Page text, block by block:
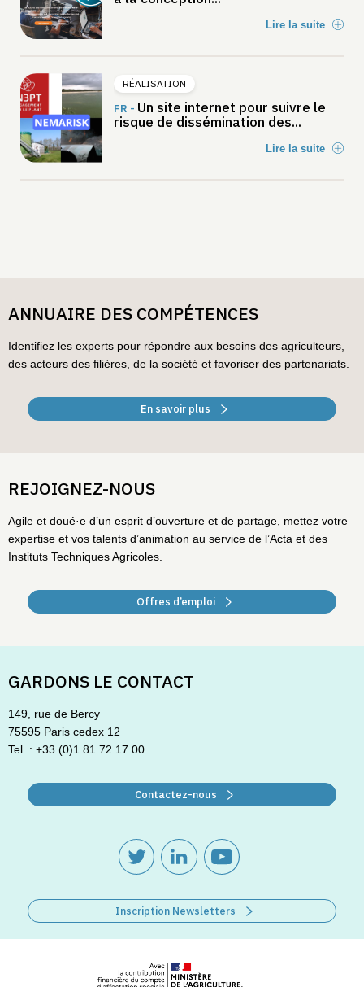
Lire la suite
RÉALISATION
FR - Un site internet pour suivre le
risque de dissémination des...
Lire la suite
ANNUAIRE DES COMPÉTENCES
Identifiez les experts pour répondre aux besoins des agriculteurs,
des acteurs des filières, de la société et favoriser des partenariats.
En savoir plus
REJOIGNEZ-NOUS
Agile et doué·e d’un esprit d’ouverture et de partage, mettez votre
expertise et vos talents d’animation au service de l’Acta et des
Instituts Techniques Agricoles.
Offres d’emploi
GARDONS LE CONTACT
149, rue de Bercy
75595 Paris cedex 12
Tel. : +33 (0)1 81 72 17 00
Contactez-nous
Inscription Newsletters